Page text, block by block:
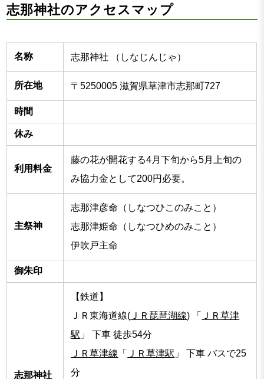
志那神社のアクセスマップ
名称 志那神社 （しなじんじゃ）
所在地 〒5250005 滋賀県草津市志那町727
時間
休み
利用料金
藤の花が開花する4月下旬から5月上旬の
み協力金として200円必要。
主祭神
志那津彦命（しなつひこのみこと）
志那津姫命（しなつひめのみこと）
伊吹戸主命
御朱印
志那神社
【鉄道】
ＪＲ東海道線( ＪＲ琵琶湖線) 「
ＪＲ草津
駅 」 下車 徒歩54分
ＪＲ草津線 「 ＪＲ草津駅 」 下車 バスで25
分